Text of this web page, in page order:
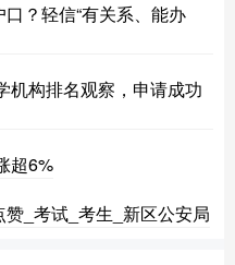
？轻信“有关系、能办
机构排名观察，申请成功
超6%
_考试_考生_新区公安局